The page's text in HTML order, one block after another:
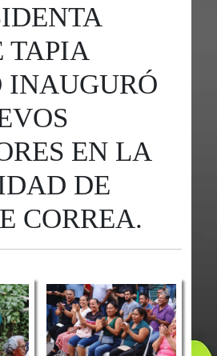
TAPIA
INAUGURÓ
EN LA
DE
CORREA.